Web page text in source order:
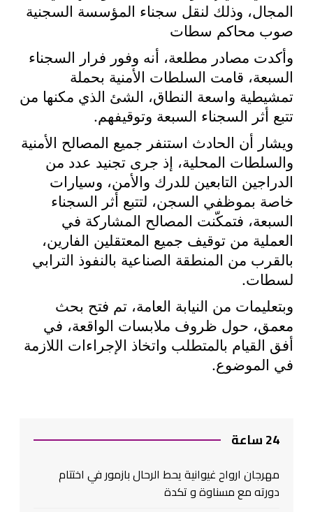
المجال، وذلك لنقل سجناء المؤسسة السجنية
صوب محاكم سطات
وأكدت مصادر مطلعة، أنه وفور فرار السجناء
السبعة، قامت السلطات الأمنية بحملة
تمشيطية واسعة النطاق، الشئ الذي مكنها من
تتبع أثر السجناء السبعة وتوقيفهم.
ويشار أن الحادث استنفر جميع المصالح الأمنية
والسلطات المحلية، إذ جرى تجنيد عدد من
الدراجين التابعين للدرك والأمن، وسيارات
خاصة بموظفي السجن، لتتبع أثر السجناء
السبعة، فتمكّنت المصالح المشاركة في
العملية من توقيف جميع المعتقلين الفارين،
بالقرب من المنطقة الصناعية بالنفوذ الترابي
لسطات.
وبتعليمات من النيابة العامة، تم فتح بحث
معمق، حول ظروف ملابسات الواقعة، في
أفق القيام بالمتطلب واتخاذ الإجراءات اللازمة
في الموضوع.
24 ساعة
مهرجان ارواح غيوانية يحط الرحال بازمور في اختتام
دورته مع مسناوة و تكدة